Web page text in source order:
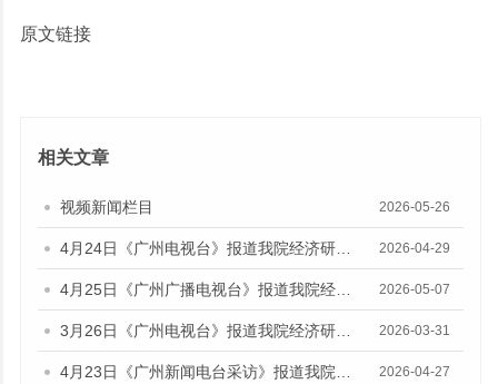
原文链接
相关文章
视频新闻栏目 2026-05-26
2026-04-29
2026-05-07
2026-03-31
2026-04-27